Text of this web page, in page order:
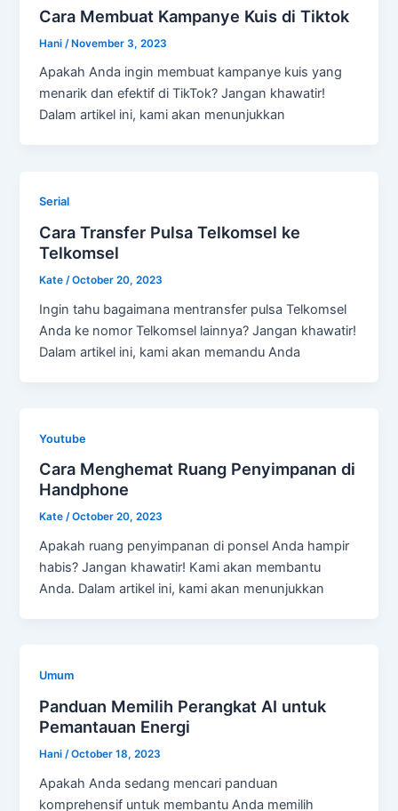
Cara Membuat Kampanye Kuis di Tiktok
Hani /November 3, 2023
Apakah Anda ingin membuat kampanye kuis yang
menarik dan efektif di TikTok? Jangan khawatir!
Dalam artikel ini, kami akan menunjukkan
Serial
Cara Transfer Pulsa Telkomsel ke
Telkomsel
Kate/October 20, 2023
Ingin tahu bagaimana mentransfer pulsa Telkomsel
Anda ke nomor Telkomsel lainnya? Jangan khawatir!
Dalam artikel ini, kami akan memandu Anda
Youtube
Cara Menghemat Ruang Penyimpanan di
Handphone
Kate/October 20, 2023
Apakah ruang penyimpanan di ponsel Anda hampir
habis? Jangan khawatir! Kami akan membantu
Anda. Dalam artikel ini, kami akan menunjukkan
Umum
Panduan Memilih Perangkat AI untuk
Pemantauan Energi
Hani /October 18, 2023
Apakah Anda sedang mencari panduan
komprehensif untuk membantu Anda memilih